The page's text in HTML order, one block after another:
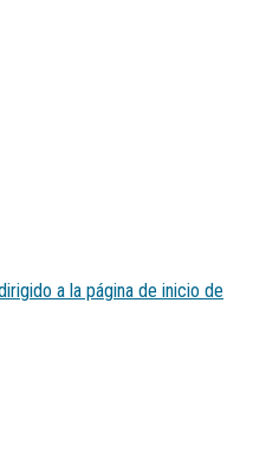
a la página de inicio de